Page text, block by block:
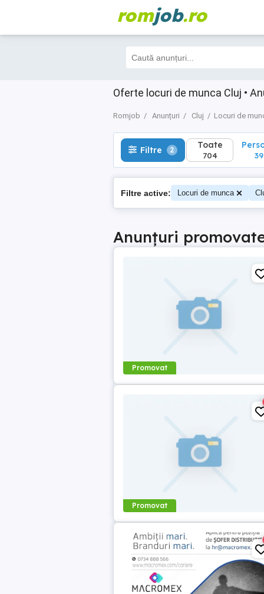
romjob.ro
Oferte locuri de munca Cluj •
Romjob Anunțuri Cluj Locuri de
Filtre 2 Toate
704
Filtre 2 Toate
704
Filtre active: Locuri de munca
Anunțuri
Promovat
Promovat